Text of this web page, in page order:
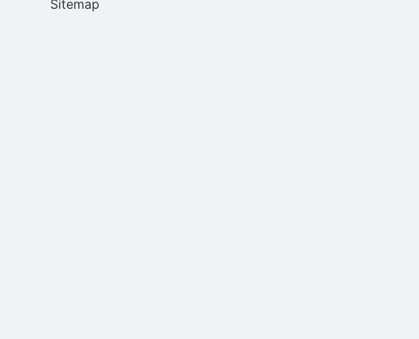
Sitemap